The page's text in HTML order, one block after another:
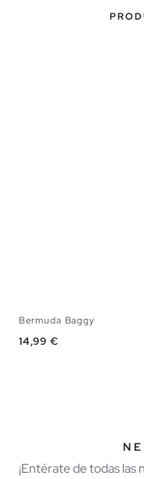
38
Bermuda Baggy
Precio
14,99 €
¡Entérate de todas las